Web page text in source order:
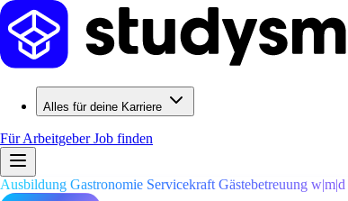
Alles für deine Karriere
Für ArbeitgeberJob finden
Ausbildung Gastronomie Servicekraft Gästebetreuung w|m|d